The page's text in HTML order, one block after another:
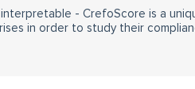
- CrefoScore is a
in order to study their